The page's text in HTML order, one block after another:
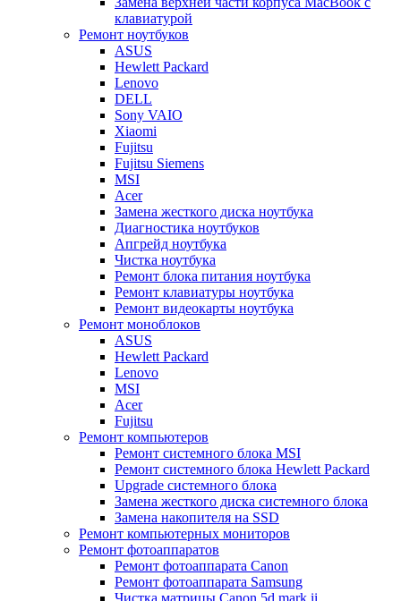
клавиатурой
Ремонт ноутбуков
ASUS
Hewlett Packard
Lenovo
DELL
Sony VAIO
Xiaomi
Fujitsu
Fujitsu Siemens
MSI
Acer
Замена жесткого диска ноутбука
Диагностика ноутбуков
Апгрейд ноутбука
Чистка ноутбука
Ремонт блока питания ноутбука
Ремонт клавиатуры ноутбука
Ремонт видеокарты ноутбука
Ремонт моноблоков
ASUS
Hewlett Packard
Lenovo
MSI
Acer
Fujitsu
Ремонт компьютеров
Ремонт системного блока MSI
Ремонт системного блока Hewlett Packard
Upgrade системного блока
Замена жесткого диска системного блока
Замена накопителя на SSD
Ремонт компьютерных мониторов
Ремонт фотоаппаратов
Ремонт фотоаппарата Canon
Ремонт фотоаппарата Samsung
Чистка матрицы Canon 5d mark ii